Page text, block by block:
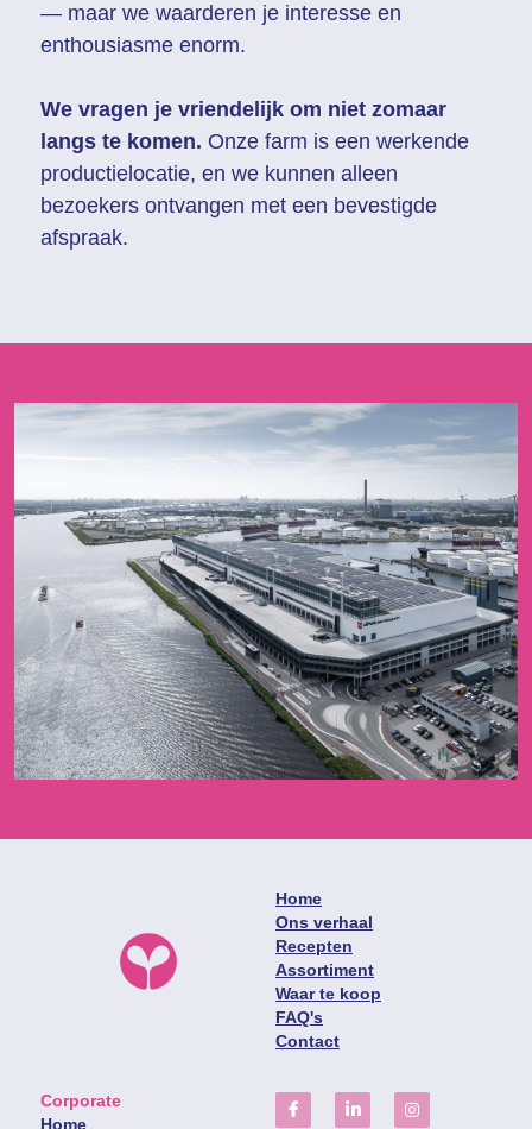
— maar we waarderen je interesse en
enthousiasme enorm.
We vragen je vriendelijk om niet zomaar
langs te komen. Onze farm is een werkende
productielocatie, en we kunnen alleen
bezoekers ontvangen met een bevestigde
afspraak.
Home
Ons verhaal
Recepten
Assortiment
Waar te koop
FAQ's
Contact
Corporate
Home